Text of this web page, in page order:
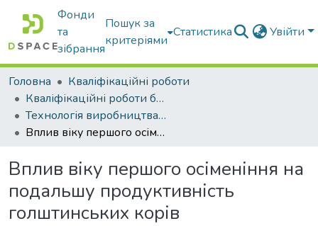
Фонди
та
зібрання
Пошук за
критеріями
Статистика Увійти
Головна
Кваліфікаційні роботи
Кваліфікаційні роботи бакалаврів
Технологія виробництва і переробки продукції тваринництва
Вплив віку першого осіменіння на подальшу продуктивність голштинських корів
Вплив віку першого осіменіння на
подальшу продуктивність
голштинських корів